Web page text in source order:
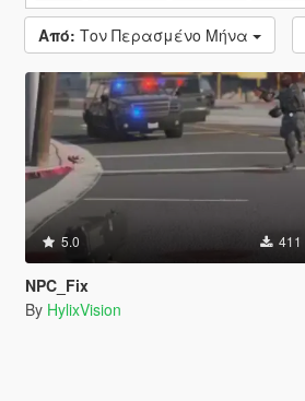
Από: Τον Περασμένο Μήνα
5.0 411
NPC_Fix
By HylixVision